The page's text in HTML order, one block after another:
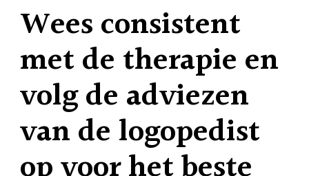
Wees consistent
met de therapie en
volg de adviezen
van de logopedist